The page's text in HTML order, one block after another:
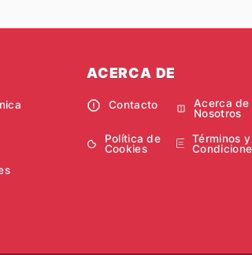
ACERCA DE
Contacto
Acerca de
Nosotros
Política de
Cookies
Términos y